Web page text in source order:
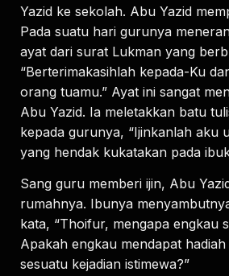
Yazid ke sekolah. Abu Yazid
Pada suatu hari gurunya
ayat dari surat Lukman yang
“Berterimakasihlah kepada-Ku
orang tuamu.” Ayat ini sangat
Abu Yazid. Ia meletakkan batu
kepada gurunya, “Ijinkanlah aku
yang hendak kukatakan pada
Sang guru memberi ijin, Abu
rumahnya. Ibunya
kata, “Thoifur, mengapa engkau
Apakah engkau mendapat
sesuatu kejadian istimewa?”